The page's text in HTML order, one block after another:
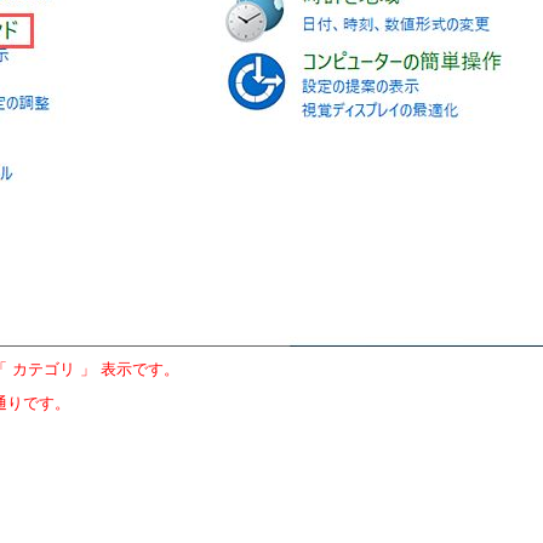
テゴリ 」 表示です。
です。